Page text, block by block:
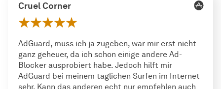
Cruel Corner
AdGuard, muss ich ja zugeben, war mir erst nicht
ganz geheuer, da ich schon einige andere Ad-
Blocker ausprobiert habe. Jedoch hilft mir
AdGuard bei meinem täglichen Surfen im Internet
sehr. Kann das anderen echt nur empfehlen auch